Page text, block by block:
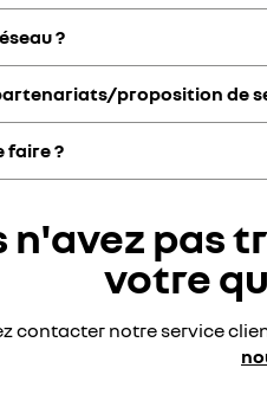
?
spécialisé qui vous
proposition de
notre site,
faire ?
Mobilize Share les plus
ici
n'avez pas
votre
contacter notre service